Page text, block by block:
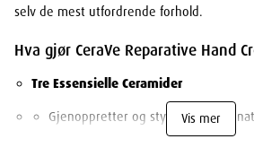
selv de mest utfordrende forhold.
Hva gjør CeraVe Reparative Hand
Tre Essensielle Ceramider
Gjenoppretter og styrker hudens
Vis mer